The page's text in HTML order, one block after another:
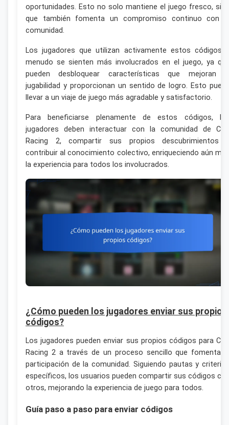
oportunidades. Esto no solo mantiene el juego fresco,
que también fomenta un compromiso continuo con
comunidad.
Los jugadores que utilizan activamente estos códigos
menudo se sienten más involucrados en el juego, ya
pueden desbloquear características que mejoran
jugabilidad y proporcionan un sentido de logro. Esto
llevar a un viaje de juego más agradable y satisfactorio.
Para beneficiarse plenamente de estos códigos,
jugadores deben interactuar con la comunidad de
Racing 2, compartir sus propios descubrimientos
contribuir al conocimiento colectivo, enriqueciendo aún
la experiencia para todos los involucrados.
¿Cómo pueden los jugadores enviar sus propios
códigos?
Los jugadores pueden enviar sus propios códigos para
Racing 2 a través de un proceso sencillo que fomenta
participación de la comunidad. Siguiendo pautas y
específicos, los usuarios pueden compartir sus códigos
otros, mejorando la experiencia de juego para todos.
Guía paso a paso para enviar códigos